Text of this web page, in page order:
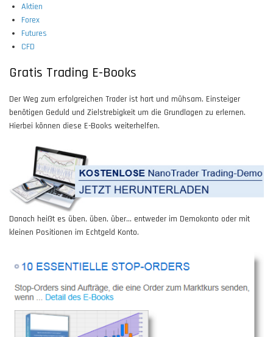
Aktien
Forex
Futures
CFD
Gratis Trading E-Books
Der Weg zum erfolgreichen Trader ist hart und mühsam. Einsteiger
benötigen Geduld und Zielstrebigkeit um die Grundlagen zu erlernen.
Hierbei können diese E-Books weiterhelfen.
Danach heißt es üben, üben, über... entweder im Demokonto oder mit
kleinen Positionen im Echtgeld Konto.